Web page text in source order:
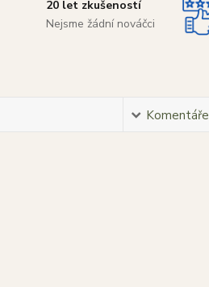
20 let zkušeností
Nejsme žádní nováčci
Komentáře